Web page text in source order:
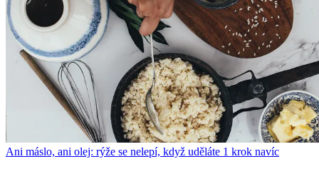
Ani máslo, ani olej: rýže se nelepí, když uděláte 1 krok navíc